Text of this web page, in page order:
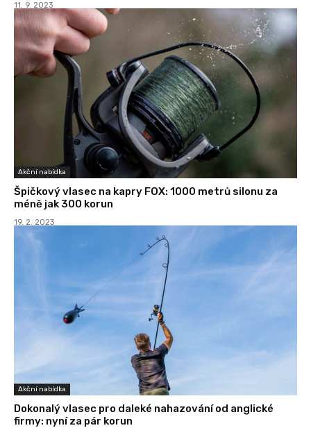
11. 9. 2023
Akční nabídka
Špičkový vlasec na kapry FOX: 1000 metrů silonu za
méně jak 300 korun
19. 2. 2023
Akční nabídka
Dokonalý vlasec pro daleké nahazování od anglické
firmy: nyní za pár korun